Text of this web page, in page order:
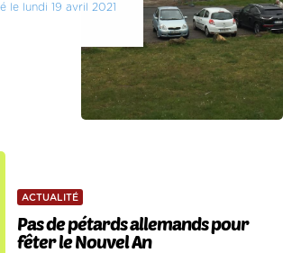
le lundi 19 avril 2021
ACTUALITÉ
Pas de pétards allemands pour
fêter le Nouvel An